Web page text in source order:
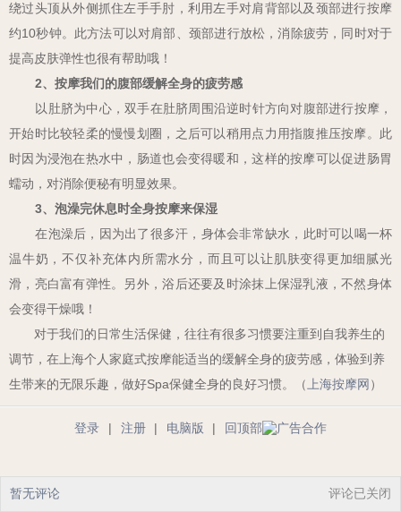
绕过头顶从外侧抓住左手手肘，利用左手对肩背部以及颈部进行按摩
约10秒钟。此方法可以对肩部、颈部进行放松，消除疲劳，同时对于
提高皮肤弹性也很有帮助哦！
2、按摩我们的腹部缓解全身的疲劳感
以肚脐为中心，双手在肚脐周围沿逆时针方向对腹部进行按摩，
开始时比较轻柔的慢慢划圈，之后可以稍用点力用指腹推压按摩。此
时因为浸泡在热水中，肠道也会变得暖和，这样的按摩可以促进肠胃
蠕动，对消除便秘有明显效果。
3、泡澡完休息时全身按摩来保湿
在泡澡后，因为出了很多汗，身体会非常缺水，此时可以喝一杯
温牛奶，不仅补充体内所需水分，而且可以让肌肤变得更加细腻光
滑，亮白富有弹性。另外，浴后还要及时涂抹上保湿乳液，不然身体
会变得干燥哦！
对于我们的日常生活保健，往往有很多习惯要注重到自我养生的
调节，在上海个人家庭式按摩能适当的缓解全身的疲劳感，体验到养
生带来的无限乐趣，做好Spa保健全身的良好习惯。（ 上海按摩网 ）
评论已关闭
暂无评论
登录 | 注册 | 电脑版 | 回顶部